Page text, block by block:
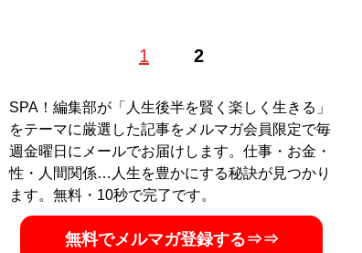
1 2
SPA！編集部が「人生後半を賢く楽しく生きる」
をテーマに厳選した記事をメルマガ会員限定で毎
週金曜日にメールでお届けします。仕事・お金・
性・人間関係…人生を豊かにする秘訣が見つかり
ます。無料・10秒で完了です。
無料でメルマガ登録する⇒⇒